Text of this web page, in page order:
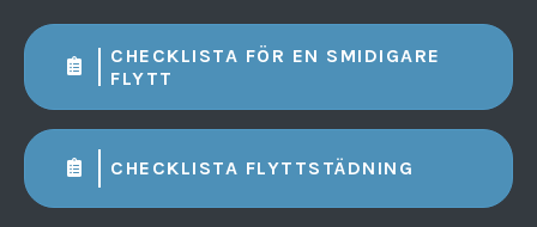
CHECKLISTA FÖR EN SMIDIGARE
FLYTT
CHECKLISTA FLYTTSTÄDNING